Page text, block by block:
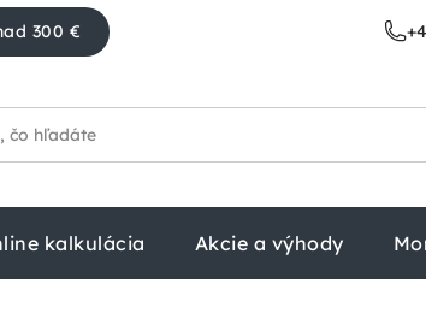
300 €
kalkulácia Akcie a výhody